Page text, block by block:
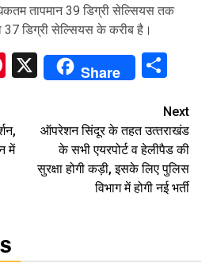
तापमान 39 डिग्री सेल्सियस तक
37 डिग्री सेल्सियस के करीब है।
Pinterest
X Share
में
Next
ऑपरेशन सिंदूर के तहत उत्‍तराखंड
के सभी एयरपोर्ट व हेलीपैड की
सुरक्षा होगी कड़ी, इसके लिए पुलिस
विभाग में होगी नई भर्ती